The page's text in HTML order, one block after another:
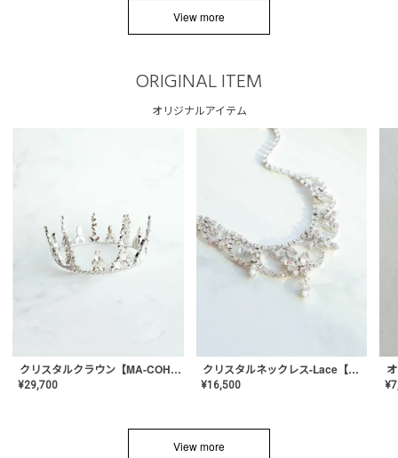
View more
ORIGINAL ITEM
オリジナルアイテム
クリスタルクラウン【MA-COHD-01】韓国風クラウン/ウェディングクラウン/ティアラ
¥29,700
クリスタルネックレス-Lace【MA-CONL-02】
¥16,500 ¥
View more